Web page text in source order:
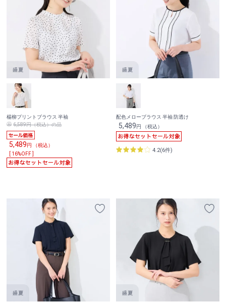
楊柳プリントブラウス 半袖
6,589円（税込）の品
5,489円 （税込）
[ 16%OFF ]
配色メローブラウス 半袖 防透け
5,489円 （税込）
4.2(6件)